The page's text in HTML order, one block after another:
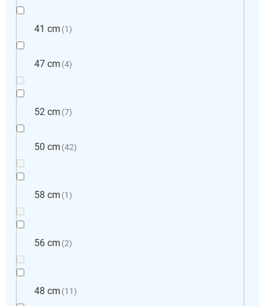
41 cm 1
47 cm 4
52 cm 7
50 cm 42
58 cm 1
56 cm 2
48 cm 11